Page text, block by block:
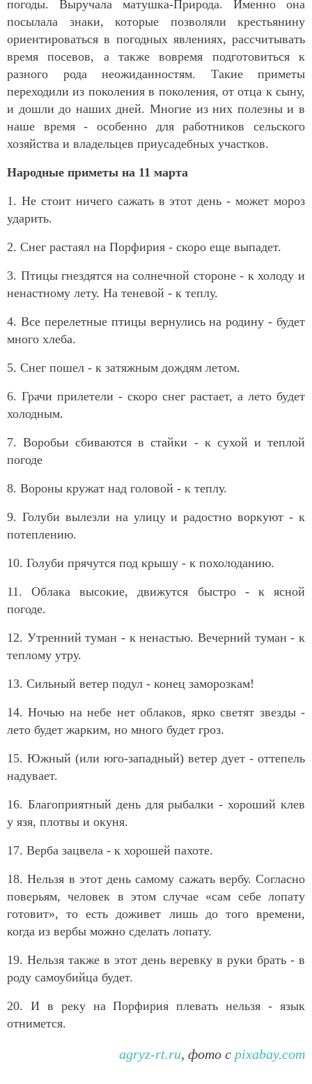
погоды. Выручала матушка-Природа. Именно она
посылала знаки, которые позволяли крестьянину
ориентироваться в погодных явлениях, рассчитывать
время посевов, а также вовремя подготовиться к
разного рода неожиданностям. Такие приметы
переходили из поколения в поколения, от отца к сыну,
и дошли до наших дней. Многие из них полезны и в
наше время - особенно для работников сельского
хозяйства и владельцев приусадебных участков.
Народные приметы на 11 марта
1. Не стоит ничего сажать в этот день - может мороз
ударить.
2. Снег растаял на Порфирия - скоро еще выпадет.
3. Птицы гнездятся на солнечной стороне - к холоду и
ненастному лету. На теневой - к теплу.
4. Все перелетные птицы вернулись на родину - будет
много хлеба.
5. Снег пошел - к затяжным дождям летом.
6. Грачи прилетели - скоро снег растает, а лето будет
холодным.
7. Воробьи сбиваются в стайки - к сухой и теплой
погоде
8. Вороны кружат над головой - к теплу.
9. Голуби вылезли на улицу и радостно воркуют - к
потеплению.
10. Голуби прячутся под крышу - к похолоданию.
11. Облака высокие, движутся быстро - к ясной
погоде.
12. Утренний туман - к ненастью. Вечерний туман - к
теплому утру.
13. Сильный ветер подул - конец заморозкам!
14. Ночью на небе нет облаков, ярко светят звезды -
лето будет жарким, но много будет гроз.
15. Южный (или юго-западный) ветер дует - оттепель
надувает.
16. Благоприятный день для рыбалки - хороший клев
у язя, плотвы и окуня.
17. Верба зацвела - к хорошей пахоте.
18. Нельзя в этот день самому сажать вербу. Согласно
поверьям, человек в этом случае «сам себе лопату
готовит», то есть доживет лишь до того времени,
когда из вербы можно сделать лопату.
19. Нельзя также в этот день веревку в руки брать - в
роду самоубийца будет.
20. И в реку на Порфирия плевать нельзя - язык
отнимется.
agryz-rt.ru, фото с pixabay.com